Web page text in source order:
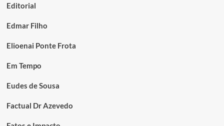
Editorial
Edmar Filho
Elioenai Ponte Frota
Em Tempo
Eudes de Sousa
Factual Dr Azevedo